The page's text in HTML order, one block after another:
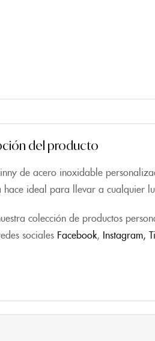
del producto
de acero inoxidable
ideal para llevar a cualquier
colección de productos
sociales Facebook, Instagram,